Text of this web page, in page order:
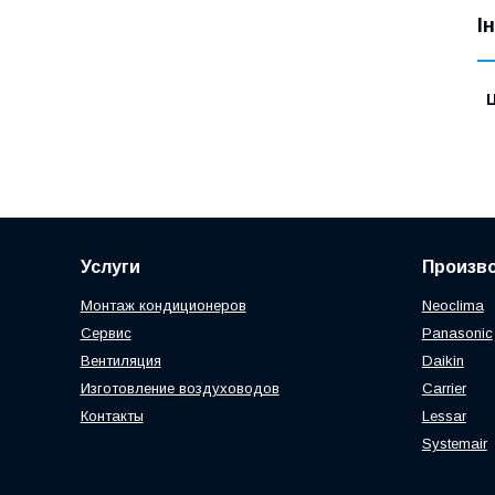
Услуги
Монтаж кондиционеров
Сервис
Вентиляция
Изготовление воздуховодов
Контакты
Neoclima
Panasonic
Daikin
Carrier
Lessar
Systemair